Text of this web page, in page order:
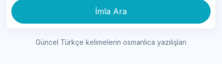
İmla Ara
Güncel Türkçe kelimelerin osmanlıca yazılışları